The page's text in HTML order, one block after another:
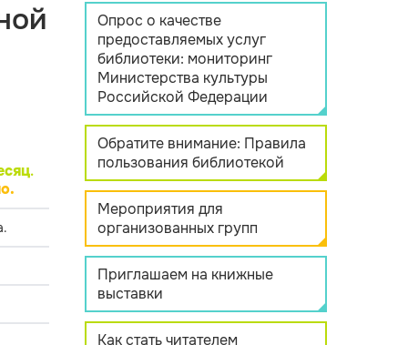
.
Опрос о качестве
предоставляемых услуг
библиотеки: мониторинг
Министерства культуры
Российской Федерации
Обратите внимание: Правила
пользования библиотекой
Мероприятия для
организованных групп
Приглашаем на книжные
выставки
Как стать читателем